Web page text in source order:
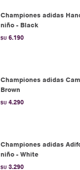
Championes adidas
niño - Black
$U 6.190
Championes adidas
Brown
$U 4.290
Championes adidas
niño - White
$U 3.290